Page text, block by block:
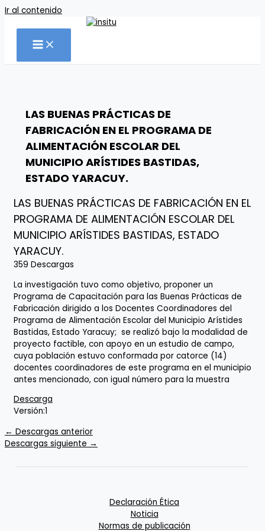
Ir al contenido
LAS BUENAS PRÁCTICAS DE
FABRICACIÓN EN EL PROGRAMA DE
ALIMENTACIÓN ESCOLAR DEL
MUNICIPIO ARÍSTIDES BASTIDAS,
ESTADO YARACUY.
LAS BUENAS PRÁCTICAS DE FABRICACIÓN EN EL
PROGRAMA DE ALIMENTACIÓN ESCOLAR DEL
MUNICIPIO ARÍSTIDES BASTIDAS, ESTADO
YARACUY.
359 Descargas
La investigación tuvo como objetivo, proponer un
Programa de Capacitación para las Buenas Prácticas de
Fabricación dirigido a los Docentes Coordinadores del
Programa de Alimentación Escolar del Municipio Arístides
Bastidas, Estado Yaracuy; se realizó bajo la modalidad de
proyecto factible, con apoyo en un estudio de campo,
cuya población estuvo conformada por catorce (14)
docentes coordinadores de este programa en el municipio
antes mencionado, con igual número para la muestra
Descarga
Versión:1
← Descargas anterior
Descargas siguiente →
Declaración Ética
Noticia
Normas de publicación